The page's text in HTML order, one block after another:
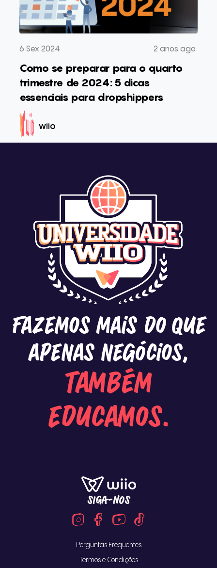
6 Sex 2024 2 anos ago.
Como se preparar para o quarto
trimestre de 2024: 5 dicas
essenciais para dropshippers
wiio
Fazemos mais do que
apenas negócios,
também
educamos.
SIGA-NOS
Perguntas Frequentes
Termos e Condições